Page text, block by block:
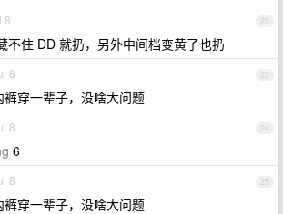
22
8
不住 DD 就扔，另外中间档变黄了也扔
23
8
穿一辈子，没啥大问题
24
8
6
25
8
穿一辈子，没啥大问题